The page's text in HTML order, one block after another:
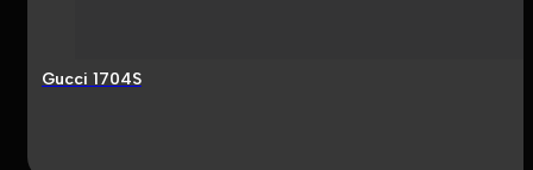
Gucci 1704S